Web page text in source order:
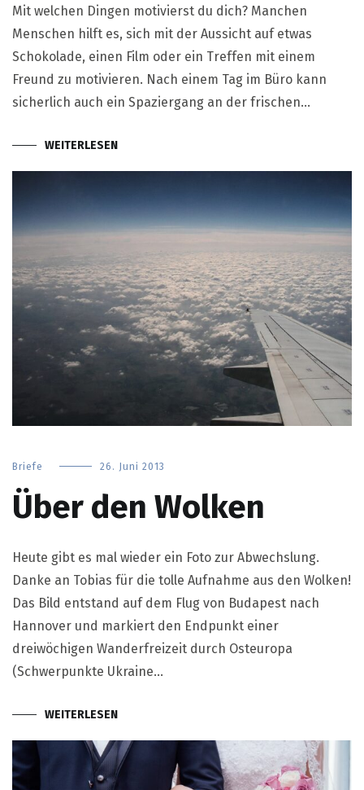
Mit welchen Dingen motivierst du dich? Manchen
Menschen hilft es, sich mit der Aussicht auf etwas
Schokolade, einen Film oder ein Treffen mit einem
Freund zu motivieren. Nach einem Tag im Büro kann
sicherlich auch ein Spaziergang an der frischen…
WEITERLESEN
Briefe 26. Juni 2013
Über den Wolken
Heute gibt es mal wieder ein Foto zur Abwechslung.
Danke an Tobias für die tolle Aufnahme aus den Wolken!
Das Bild entstand auf dem Flug von Budapest nach
Hannover und markiert den Endpunkt einer
dreiwöchigen Wanderfreizeit durch Osteuropa
(Schwerpunkte Ukraine…
WEITERLESEN